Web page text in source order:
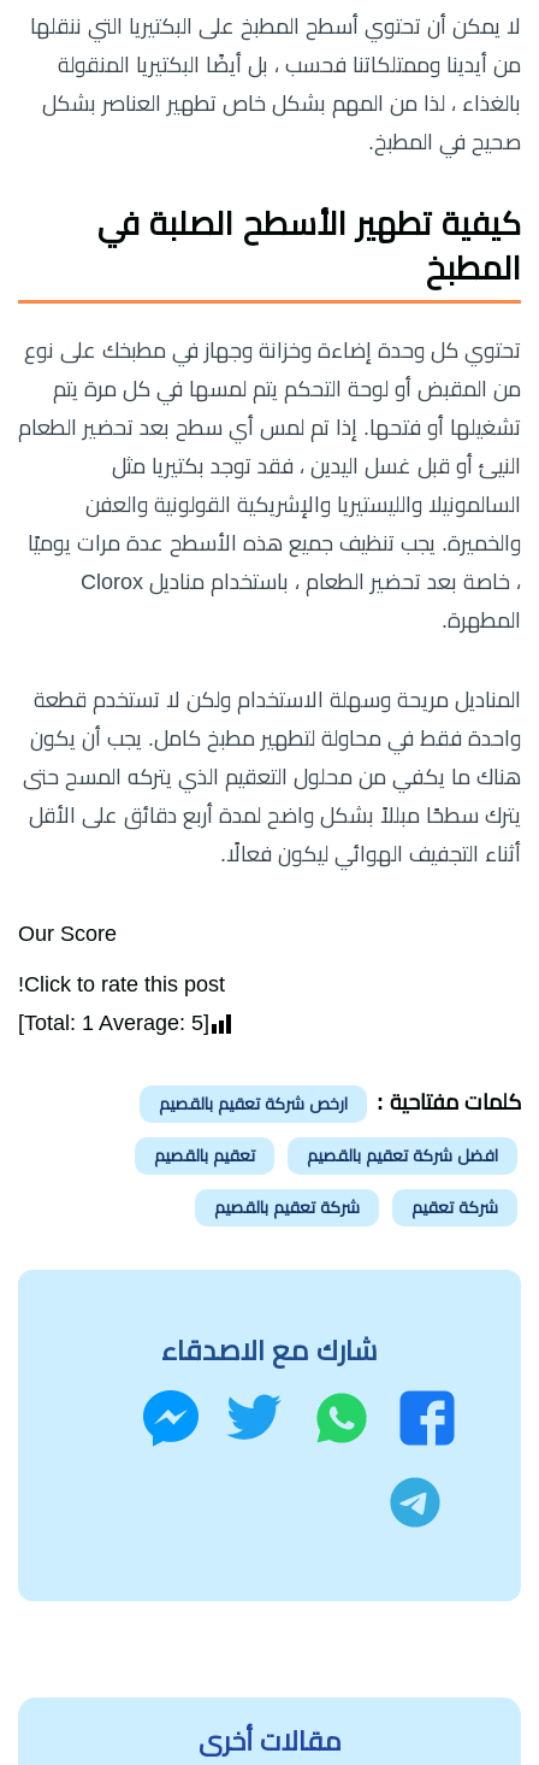
لا يمكن أن تحتوي أسطح المطبخ على البكتيريا التي ننقلها
من أيدينا وممتلكاتنا فحسب ، بل أيضًا البكتيريا المنقولة
بالغذاء ، لذا من المهم بشكل خاص تطهير العناصر بشكل
صحيح في المطبخ.
كيفية تطهير الأسطح الصلبة في
المطبخ
تحتوي كل وحدة إضاءة وخزانة وجهاز في مطبخك على نوع
من المقبض أو لوحة التحكم يتم لمسها في كل مرة يتم
تشغيلها أو فتحها. إذا تم لمس أي سطح بعد تحضير الطعام
النيئ أو قبل غسل اليدين ، فقد توجد بكتيريا مثل
السالمونيلا والليستيريا والإشريكية القولونية والعفن
والخميرة. يجب تنظيف جميع هذه الأسطح عدة مرات يوميًا
، خاصة بعد تحضير الطعام ، باستخدام مناديل Clorox
المطهرة.
المناديل مريحة وسهلة الاستخدام ولكن لا تستخدم قطعة
واحدة فقط في محاولة لتطهير مطبخ كامل. يجب أن يكون
هناك ما يكفي من محلول التعقيم الذي يتركه المسح حتى
يترك سطحًا مبللاً بشكل واضح لمدة أربع دقائق على الأقل
أثناء التجفيف الهوائي ليكون فعالًا.
Our Score
Click to rate this post!
[Total:
1 Average: 5
]
كلمات مفتاحية : ارخص شركة تعقيم بالقصيم
افضل شركة تعقيم بالقصيم تعقيم بالقصيم
شركة تعقيم شركة تعقيم بالقصيم
شارك مع الاصدقاء
فيسبوك
واتساب تويتر
مقالات أخرى